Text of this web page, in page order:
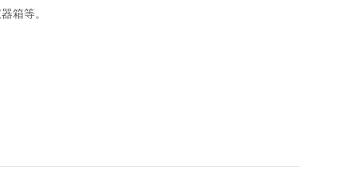
箱等。